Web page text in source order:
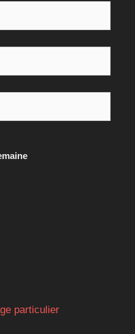
particulier